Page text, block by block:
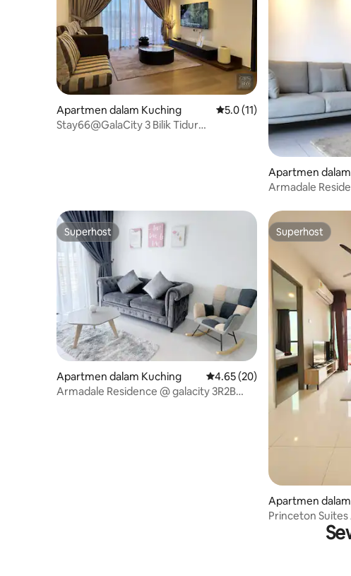
Apartmen dalam Kuching Penarafan purata 5.0
5.0 (11)
Stay66@GalaCity 3 Bilik Tidur
Apartmen
Armadale
Superhost
Superhost
Apartmen dalam Kuching Penarafan purata 4.65
4.65 (20)
Armadale Residence @ galacity 3R2B
Superhost
Superhost
Apartmen
Princeton Suites